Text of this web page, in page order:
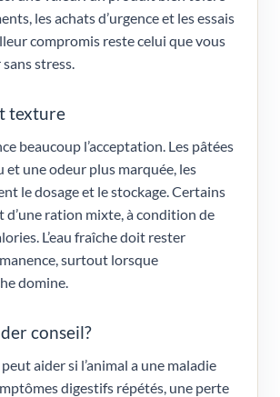
les achats d’urgence et les essais
compromis reste celui que vous
stress.
texture
beaucoup l’acceptation. Les pâtées
et une odeur plus marquée, les
le dosage et le stockage. Certains
ration mixte, à condition de
L’eau fraîche doit rester
surtout lorsque
domine.
conseil?
aider si l’animal a une maladie
digestifs répétés, une perte